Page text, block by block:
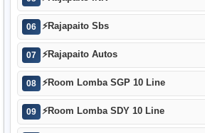
06 ⚡Rajapaito Sbs
07 ⚡Rajapaito Autos
08 ⚡Room Lomba SGP 10 Line
09 ⚡Room Lomba SDY 10 Line